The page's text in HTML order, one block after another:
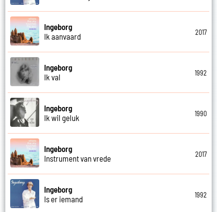
Ingeborg
Ik aanvaard
2017
Ingeborg
Ik val
1992
Ingeborg
Ik wil geluk
1990
Ingeborg
Instrument van vrede
2017
Ingeborg
Is er iemand
1992